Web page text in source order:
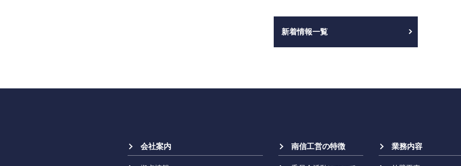
新着情報一覧
会社案内 南信工営の特徴 業務内容